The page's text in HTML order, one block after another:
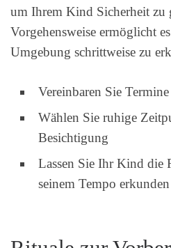
um Ihrem Kind Sicherheit zu
Vorgehensweise ermöglicht
Umgebung schrittweise zu
Vereinbaren Sie
Wählen Sie ruhige
Besichtigung
Lassen Sie Ihr Kind die
seinem Tempo erkunden